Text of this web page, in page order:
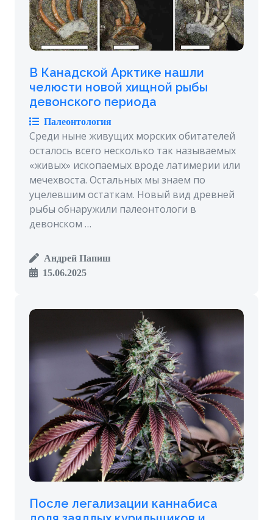
В Канадской Арктике нашли
челюсти новой хищной рыбы
девонского периода
Палеонтология
Среди ныне живущих морских обитателей
осталось всего несколько так называемых
«живых» ископаемых вроде латимерии или
мечехвоста. Остальных мы знаем по
уцелевшим остаткам. Новый вид древней
рыбы обнаружили палеонтологи в
девонском …
Андрей Папиш
15.06.2025
После легализации каннабиса